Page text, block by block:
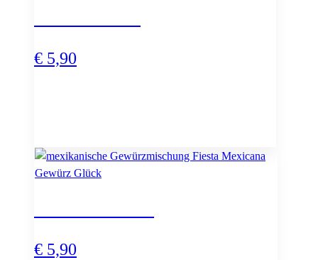
€ 5,90
€ 5,90